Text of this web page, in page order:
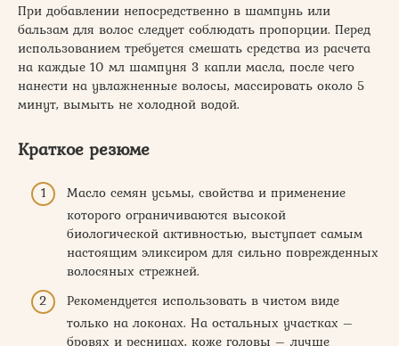
При добавлении непосредственно в шампунь или
бальзам для волос следует соблюдать пропорции. Перед
использованием требуется смешать средства из расчета
на каждые 10 мл шампуня 3 капли масла, после чего
нанести на увлажненные волосы, массировать около 5
минут, вымыть не холодной водой.
Краткое резюме
Масло семян усьмы, свойства и применение
которого ограничиваются высокой
биологической активностью, выступает самым
настоящим эликсиром для сильно поврежденных
волосяных стрежней.
Рекомендуется использовать в чистом виде
только на локонах. На остальных участках –
бровях и ресницах, коже головы – лучше